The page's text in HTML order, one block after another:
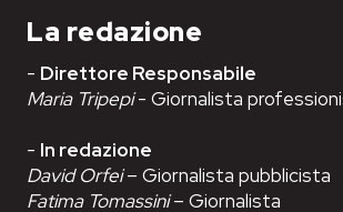
La redazione
- Direttore Responsabile
Maria Tripepi- Giornalista
- In redazione
David Orfei– Giornalista pubblicista
Fatima Tomassini– Giornalista